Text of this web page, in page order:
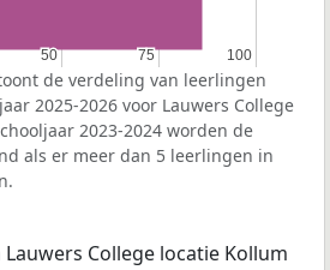
50
50 75
75 100
100
de verdeling van leerlingen
2025-2026 voor Lauwers College
2023-2024 worden de
als er meer dan 5 leerlingen in
College locatie Kollum